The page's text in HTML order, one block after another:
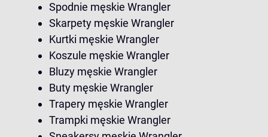
Spodnie męskie Wrangler
Skarpety męskie Wrangler
Kurtki męskie Wrangler
Koszule męskie Wrangler
Bluzy męskie Wrangler
Buty męskie Wrangler
Trapery męskie Wrangler
Trampki męskie Wrangler